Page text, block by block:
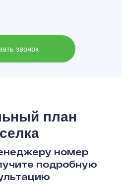
звонок
план
номер
подробную